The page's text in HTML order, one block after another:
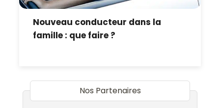
Nouveau conducteur dans la
famille : que faire ?
Nos Partenaires